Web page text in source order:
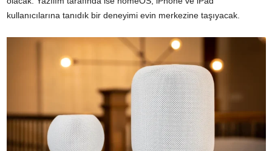
kullanıcılarına tanıdık bir deneyimi evin merkezine taşıyacak.